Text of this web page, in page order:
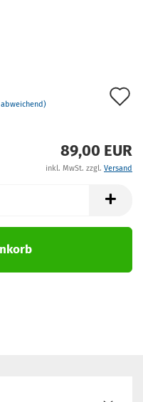
89,00 EUR
inkl. MwSt. zzgl. Versand